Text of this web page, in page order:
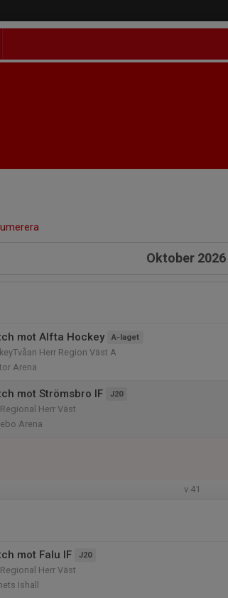
Oktober 2026
mot Alfta Hockey A-laget
Herr Region Väst A
Arena
mot Strömsbro IF J20
Herr Väst
Arena
v.41
mot Falu IF J20
Herr Väst
Ishall